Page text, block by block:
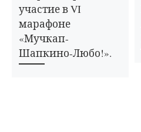
участие в VI
марафоне
«Мучкап-
Шапкино-Любо!».